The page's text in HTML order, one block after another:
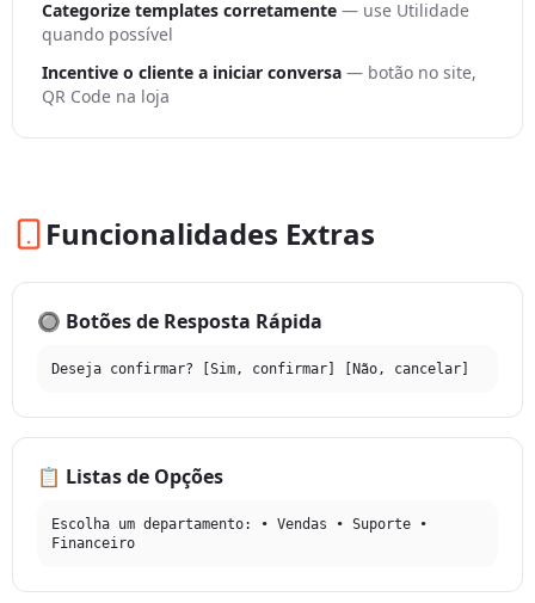
Categorize templates corretamente — use Utilidade
quando possível
Incentive o cliente a iniciar conversa — botão no site,
QR Code na loja
Funcionalidades Extras
🔘 Botões de Resposta Rápida
Deseja confirmar? [Sim, confirmar] [Não, cancelar]
📋 Listas de Opções
Escolha um departamento: • Vendas • Suporte •
Financeiro